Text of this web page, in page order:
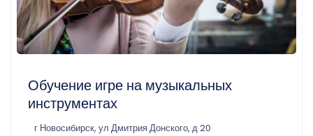
Обучение игре на музыкальных
инструментах
г Новосибирск, ул Дмитрия Донского, д 20